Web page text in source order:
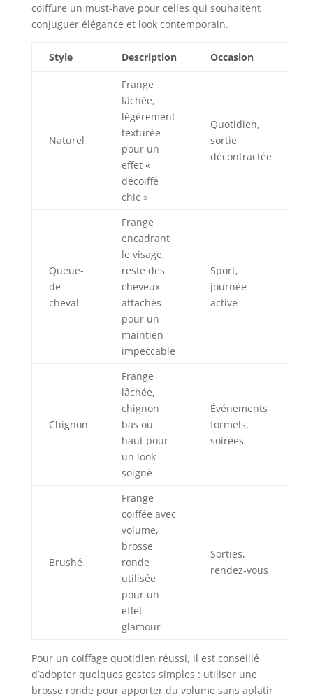
coiffure un must-have pour celles qui souhaitent
conjuguer élégance et look contemporain.
Style Description Occasion
Naturel
Frange
lâchée,
légèrement
texturée
pour un
effet «
décoiffé
chic »
Quotidien,
sortie
décontractée
Queue-
de-
cheval
Frange
encadrant
le visage,
reste des
cheveux
attachés
pour un
maintien
impeccable
Sport,
journée
active
Chignon
Frange
lâchée,
chignon
bas ou
haut pour
un look
soigné
Événements
formels,
soirées
Brushé
Frange
coiffée avec
volume,
brosse
ronde
utilisée
pour un
effet
glamour
Sorties,
rendez-vous
Pour un coiffage quotidien réussi, il est conseillé
d’adopter quelques gestes simples : utiliser une
brosse ronde pour apporter du volume sans aplatir